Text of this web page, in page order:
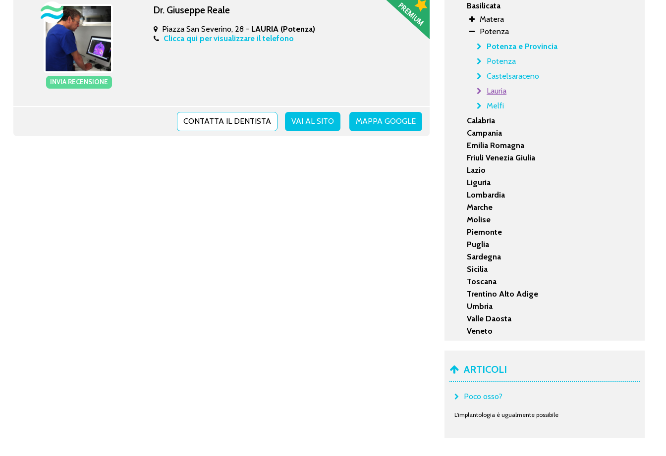
INVIA RECENSIONE
Dr. Giuseppe Reale
Piazza San Severino, 28 - LAURIA (Potenza)
Clicca qui per visualizzare il telefono
MAPPA GOOGLE
CONTATTA IL DENTISTA VAI AL SITO
Basilicata
Matera
Potenza
Potenza e Provincia
Potenza
Castelsaraceno
Lauria
Melfi
Calabria
Campania
Emilia Romagna
Friuli Venezia Giulia
Lazio
Liguria
Lombardia
Marche
Molise
Piemonte
Puglia
Sardegna
Sicilia
Toscana
Trentino Alto Adige
Umbria
Valle Daosta
Veneto
ARTICOLI
Poco osso?
L'implantologia è ugualmente possibile